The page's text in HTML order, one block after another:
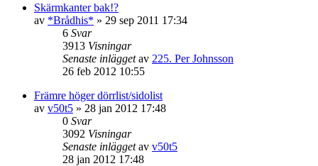
Skärmkanter bak!?
av *Brådhis* » 29 sep 2011 17:34
6 Svar
3913 Visningar
Senaste inläggetav 225. Per Johnsson
26 feb 2012 10:55
Främre höger dörrlist/sidolist
av v50t5 » 28 jan 2012 17:48
0 Svar
3092 Visningar
Senaste inläggetav v50t5
28 jan 2012 17:48